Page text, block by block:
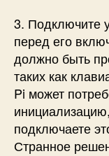
3. Подключите
перед его
должно быть
таких как
Pi может
подключаете
Странное